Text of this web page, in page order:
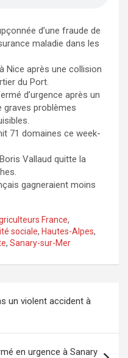
d’une fraude de
maladie dans les
Nice après une collision
du Port.
d’urgence après un
graves problèmes
71 domaines ce week-
Vallaud quitte la
gagneraient moins
France,
sociale, Hautes-Alpes,
, Sanary-sur-Mer
un violent accident à
en urgence à Sanary